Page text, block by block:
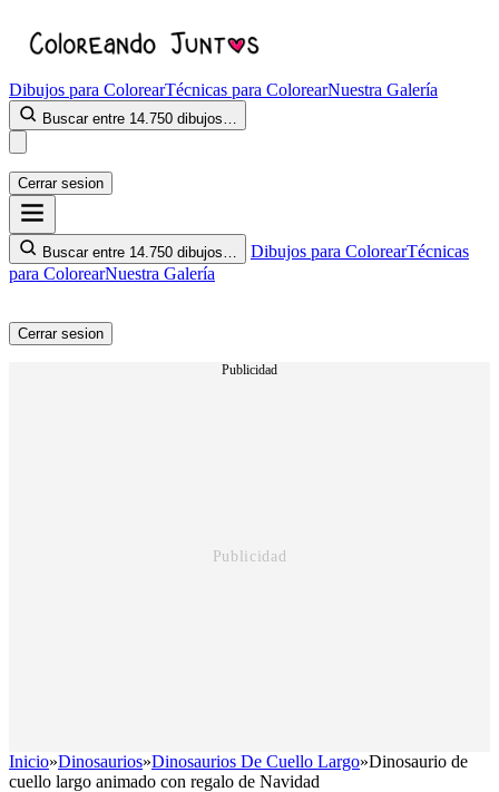
Dibujos para ColorearTécnicas para ColorearNuestra Galería
Buscar entre 14.750 dibujos…
Cerrar sesion
Buscar entre 14.750 dibujos… Dibujos para ColorearTécnicas
para ColorearNuestra Galería
Cerrar sesion
Publicidad
Inicio»Dinosaurios»Dinosaurios De Cuello Largo»Dinosaurio de
cuello largo animado con regalo de Navidad